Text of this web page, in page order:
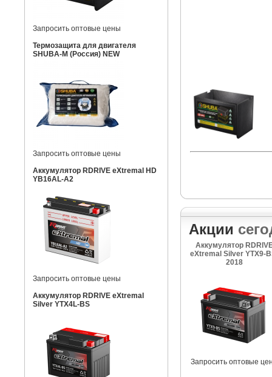
Запросить оптовые цены
Термозащита для двигателя
SHUBA-M (Россия) NEW
Запросить оптовые цены
Аккумулятор RDRIVE eXtremal HD
YB16AL-A2
Запросить оптовые цены
Аккумулятор RDRIVE eXtremal
Silver YTX4L-BS
Акции
Аккумулятор
eXtremal Silver YTX9-
2018
Запросить оптовые